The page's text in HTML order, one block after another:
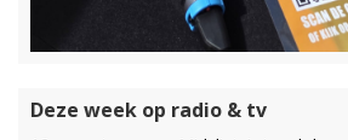
Deze week op radio & tv